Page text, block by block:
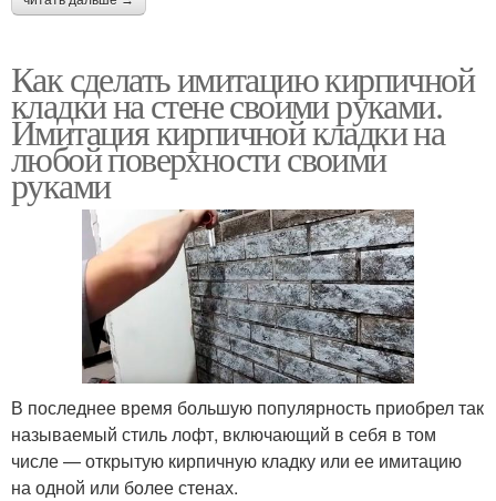
Как сделать имитацию кирпичной
кладки на стене своими руками.
Имитация кирпичной кладки на
любой поверхности своими
руками
В последнее время большую популярность приобрел так
называемый стиль лофт, включающий в себя в том
числе — открытую кирпичную кладку или ее имитацию
на одной или более стенах.